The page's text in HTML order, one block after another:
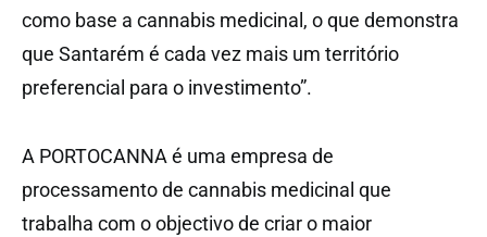
como base a cannabis medicinal, o que demonstra
que Santarém é cada vez mais um território
preferencial para o investimento”.
A PORTOCANNA é uma empresa de
processamento de cannabis medicinal que
trabalha com o objectivo de criar o maior